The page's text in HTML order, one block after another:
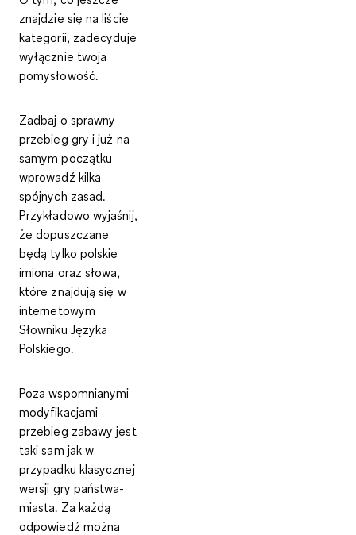
znajdzie się na liście
kategorii, zadecyduje
wyłącznie twoja
pomysłowość.
Zadbaj o sprawny
przebieg gry i już na
samym początku
wprowadź kilka
spójnych zasad.
Przykładowo wyjaśnij,
że dopuszczane
będą tylko polskie
imiona oraz słowa,
które znajdują się w
internetowym
Słowniku Języka
Polskiego.
Poza wspomnianymi
modyfikacjami
przebieg zabawy jest
taki sam jak w
przypadku klasycznej
wersji gry państwa-
miasta. Za każdą
odpowiedź można